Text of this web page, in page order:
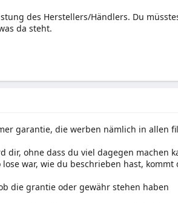
des Herstellers/Händlers. Du
da steht.
garantie, die werben nämlich in allen
dir, ohne dass du viel dagegen machen
war, wie du beschrieben hast,
die grantie oder gewähr stehen haben